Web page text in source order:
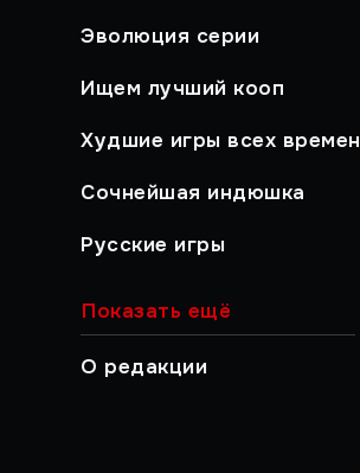
Эволюция серии
Ищем лучший кооп
Худшие игры всех времен
Сочнейшая индюшка
Русские игры
Показать ещё
О редакции